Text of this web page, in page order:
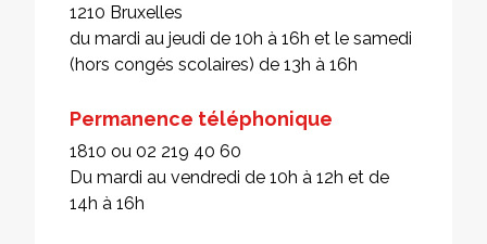
1210 Bruxelles
du mardi au jeudi de 10h à 16h et le samedi
(hors congés scolaires) de 13h à 16h
Permanence téléphonique
1810 ou 02 219 40 60
Du mardi au vendredi de 10h à 12h et de
14h à 16h